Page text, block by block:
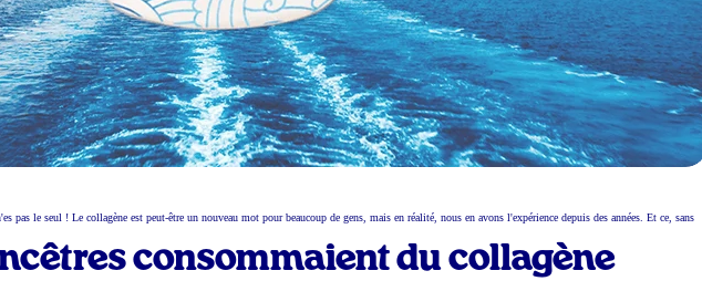
pas le seul ! Le collagène est peut-être un nouveau mot pour beaucoup de gens, mais en réalité, nous en avons l'expérience depuis des années. Et ce, sans
consommaient du collagène